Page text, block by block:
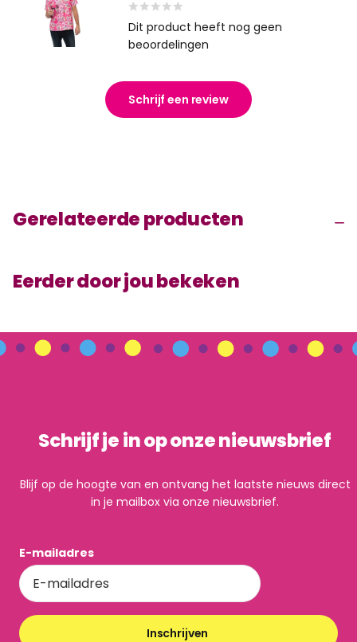
Dit product heeft nog geen
beoordelingen
Schrijf een review
Gerelateerde producten
Eerder door jou bekeken
Schrijf je in op onze nieuwsbrief
Blijf op de hoogte van en ontvang het laatste nieuws direct
in je mailbox via onze nieuwsbrief.
E-mailadres
Inschrijven